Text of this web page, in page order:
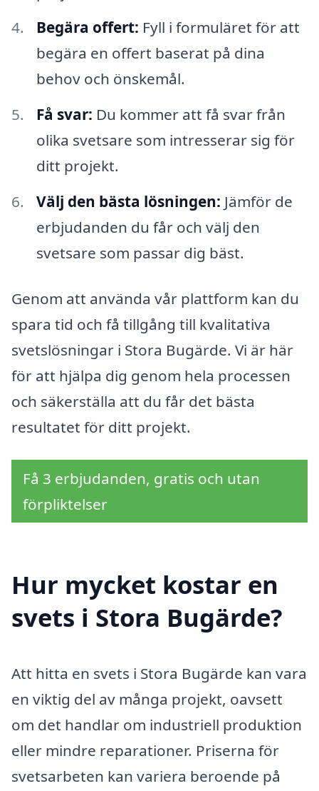
Begära offert: Fyll i formuläret för att
begära en offert baserat på dina
behov och önskemål.
Få svar: Du kommer att få svar från
olika svetsare som intresserar sig för
ditt projekt.
Välj den bästa lösningen: Jämför de
erbjudanden du får och välj den
svetsare som passar dig bäst.
Genom att använda vår plattform kan du
spara tid och få tillgång till kvalitativa
svetslösningar i Stora Bugärde. Vi är här
för att hjälpa dig genom hela processen
och säkerställa att du får det bästa
resultatet för ditt projekt.
Få 3 erbjudanden, gratis och utan
förpliktelser
Hur mycket kostar en
svets i Stora Bugärde?
Att hitta en svets i Stora Bugärde kan vara
en viktig del av många projekt, oavsett
om det handlar om industriell produktion
eller mindre reparationer. Priserna för
svetsarbeten kan variera beroende på